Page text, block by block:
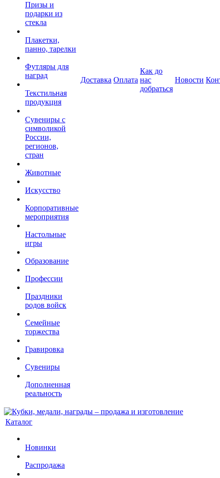
Призы и
подарки из
стекла
Плакетки,
панно, тарелки
Футляры для
наград
Текстильная
продукция
Сувениры с
символикой
России,
регионов,
стран
Животные
Искусство
Корпоративные
мероприятия
Настольные
игры
Образование
Профессии
Праздники
родов войск
Семейные
торжества
Гравировка
Сувениры
Дополненная
реальность
Доставка Оплата
Как до
нас
добраться
Новости
Каталог
Новинки
Распродажа